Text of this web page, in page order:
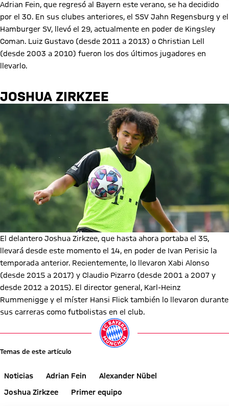
Adrian Fein, que regresó al Bayern este verano, se ha decidido
por el 30. En sus clubes anteriores, el SSV Jahn Regensburg y el
Hamburger SV, llevó el 29, actualmente en poder de Kingsley
Coman. Luiz Gustavo (desde 2011 a 2013) o Christian Lell
(desde 2003 a 2010) fueron los dos últimos jugadores en
llevarlo.
JOSHUA ZIRKZEE
El delantero Joshua Zirkzee, que hasta ahora portaba el 35,
llevará desde este momento el 14, en poder de Ivan Perisic la
temporada anterior. Recientemente, lo llevaron Xabi Alonso
(desde 2015 a 2017) y Claudio Pizarro (desde 2001 a 2007 y
desde 2012 a 2015). El director general, Karl-Heinz
Rummenigge y el míster Hansi Flick también lo llevaron durante
sus carreras como futbolistas en el club.
Temas de este artículo
Noticias Adrian Fein
Alexander Nübel
Joshua Zirkzee
Primer equipo